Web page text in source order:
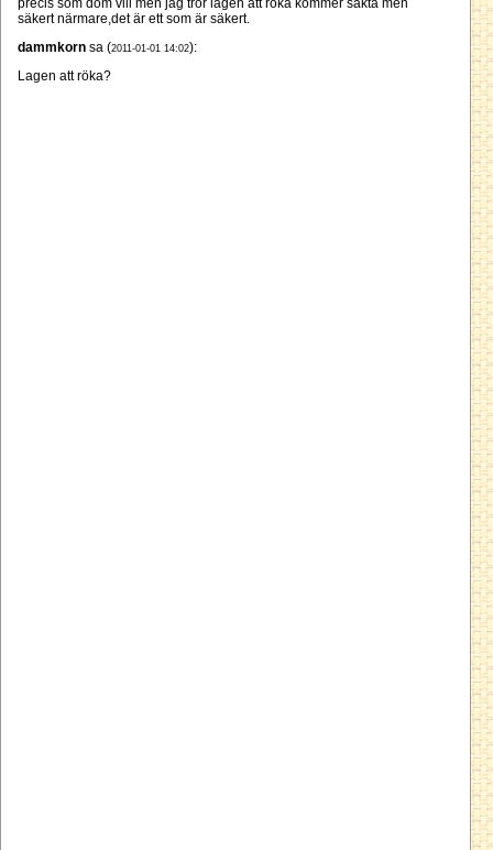
precis som dom vill men jag tror lagen att röka kommer sakta men
säkert närmare,det är ett som är säkert.
dammkorn sa (2011-01-01 14:02):
Lagen att röka?